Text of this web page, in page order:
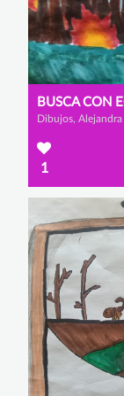
Dibujos, Alejandra
1